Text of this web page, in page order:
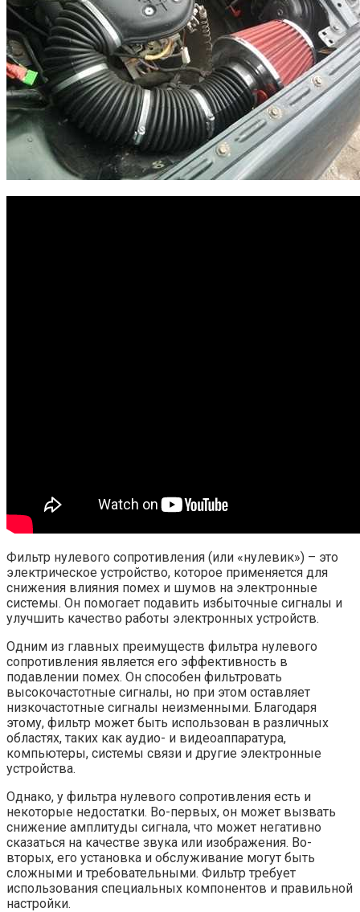
Фильтр нулевого сопротивления (или «нулевик») – это
электрическое устройство, которое применяется для
снижения влияния помех и шумов на электронные
системы. Он помогает подавить избыточные сигналы и
улучшить качество работы электронных устройств.
Одним из главных преимуществ фильтра нулевого
сопротивления является его эффективность в
подавлении помех. Он способен фильтровать
высокочастотные сигналы, но при этом оставляет
низкочастотные сигналы неизменными. Благодаря
этому, фильтр может быть использован в различных
областях, таких как аудио- и видеоаппаратура,
компьютеры, системы связи и другие электронные
устройства.
Однако, у фильтра нулевого сопротивления есть и
некоторые недостатки. Во-первых, он может вызвать
снижение амплитуды сигнала, что может негативно
сказаться на качестве звука или изображения. Во-
вторых, его установка и обслуживание могут быть
сложными и требовательными. Фильтр требует
использования специальных компонентов и правильной
настройки.